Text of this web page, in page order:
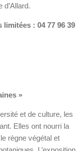
d’Allard.
: 04 77 96 39
»
et de culture, les
Elles ont nourri la
règne végétal et